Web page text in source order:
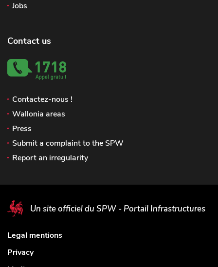
Jobs
Contact us
Contactez-nous !
Wallonia areas
Press
Submit a complaint to the SPW
Report an irregularity
Un site officiel du SPW - Portail Infrastructures
Legal mentions
Privacy